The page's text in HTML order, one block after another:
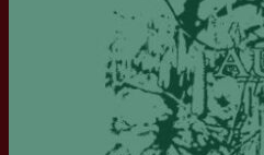
Om ALF
Hvem er vi?
Bestyrelsen
Priser
Vedtægter
Medlemskab
Faglige Ressourcer
Audiologopædi